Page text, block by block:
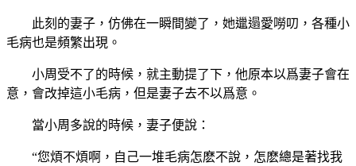
此刻的妻子，仿佛在一瞬間變了，她邋遢愛嘮叨，各種小
毛病也是頻繁出現。
小周受不了的時候，就主動提了下，他原本以爲妻子會在
意，會改掉這小毛病，但是妻子去不以爲意。
當小周多說的時候，妻子便說：
“您煩不煩啊，自己一堆毛病怎麽不說，怎麽總是著找我